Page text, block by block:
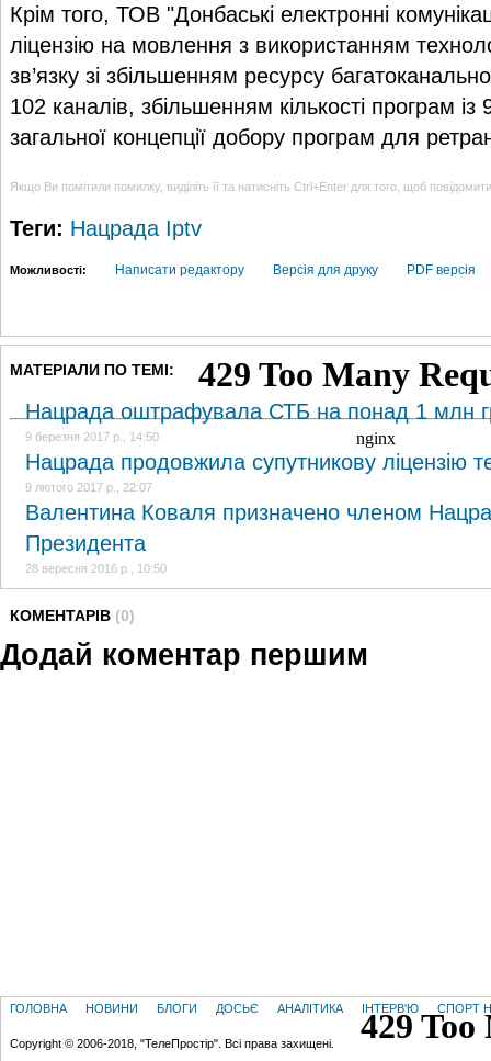
Крім того, ТОВ "Донбаські електронні
ліцензію на мовлення з використанням
зв’язку зі збільшенням ресурсу
102 каналів, збільшенням кількості програм
загальної концепції добору програм для
Якщо Ви помітили помилку, виділіть її та натисніть Ctrl+Enter для того, щоб
Теги: Нацрада Iptv
Можливості: Написати редактору Версія для друку PDF версія
МАТЕРІАЛИ ПО ТЕМІ:
Нацрада оштрафувала СТБ на понад 1 млн
9 березня 2017 р., 14:50
Нацрада продовжила супутникову ліцензію
9 лютого 2017 р., 22:07
Валентина Коваля призначено членом
Президента
28 вересня 2016 р., 10:50
КОМЕНТАРІВ (0)
Додай коментар першим
ГОЛОВНА НОВИНИ БЛОГИ ДОСЬЄ АНАЛІТИКА ІНТЕРВ'Ю СПОРТ
Copyright © 2006-2018, "ТелеПростір". Всі права захищені.